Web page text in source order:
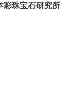
彩珠宝石研究所